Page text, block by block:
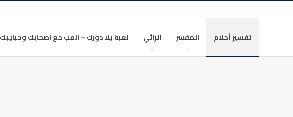
تفسير أحلام المفسر الرائي لعبة يلا دورك – العب مع اصحابك وحبايبك